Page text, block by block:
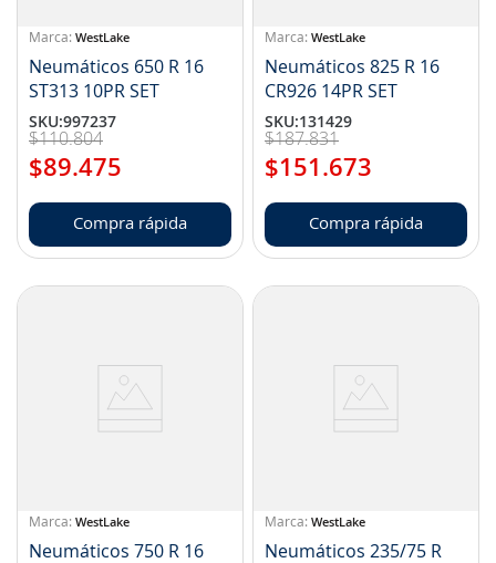
WestLake
Neumáticos 650 R 16
ST313 10PR SET
SKU:997237
$110.804
$89.475
Compra rápida
WestLake
Neumáticos 825 R 16
CR926 14PR SET
SKU:131429
$187.831
$151 .673
Compra rápida
WestLake
Neumáticos 750 R 16
WestLake
Neumáticos 235/75 R